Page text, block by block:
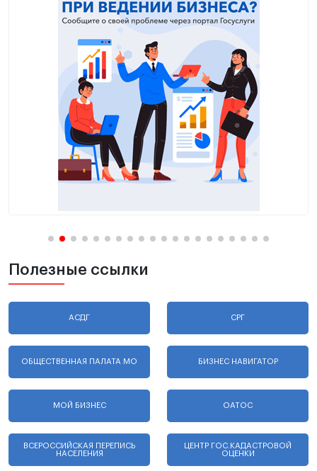
Полезные ссылки
АСДГ СРГ
ОБЩЕСТВЕННАЯ ПАЛАТА МО БИЗНЕС НАВИГАТОР
МОЙ БИЗНЕС ОАТОС
ВСЕРОССИЙСКАЯ ПЕРЕПИСЬ
НАСЕЛЕНИЯ
ЦЕНТР ГОС.КАДАСТРОВОЙ
ОЦЕНКИ